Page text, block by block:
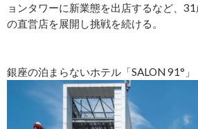
ョンタワーに新業態を出店するなど、
の直営店を展開し挑戦を続ける。
銀座の泊まらないホテル「SALON 91°」